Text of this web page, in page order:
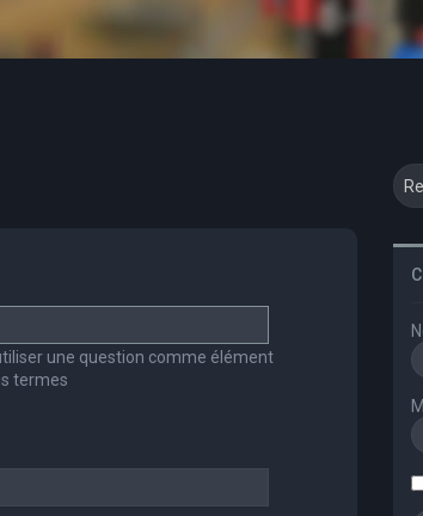
une question comme élément
termes